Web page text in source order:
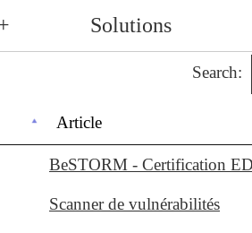
Solutions
Search:
Article
BeSTORM - Certification
Scanner de vulnérabilités